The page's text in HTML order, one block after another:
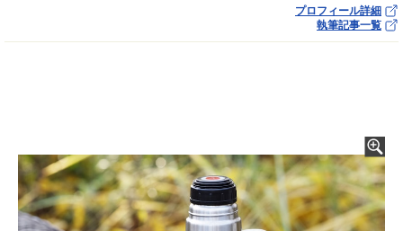
プロフィール詳細
執筆記事一覧